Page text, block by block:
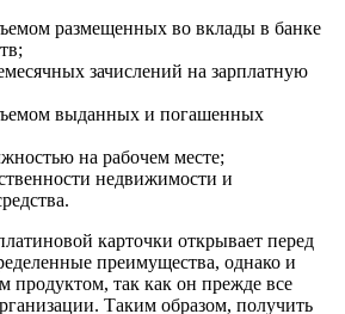
размещенных во вклады в банке
зачислений на зарплатную
выданных и погашенных
на рабочем месте;
недвижимости и
карточки открывает перед
преимущества, однако и
продуктом, так как он прежде все
Таким образом, получить